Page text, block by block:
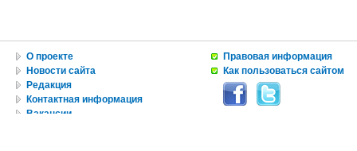
О проекте
Новости сайта
Редакция
Контактная информация
Вакансии
Правовая информация
Как пользоваться сайтом